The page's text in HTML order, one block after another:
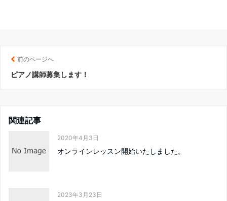
前のページへ
ピアノ講師募集します！
関連記事
2020年4月3日
オンラインレッスン開始いたしました。
2023年3月23日